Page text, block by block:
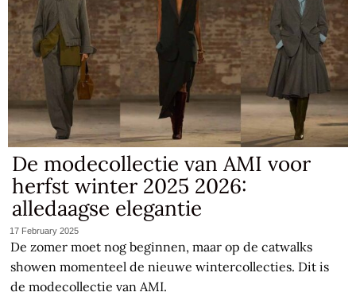
De modecollectie van AMI voor
herfst winter 2025 2026:
alledaagse elegantie
17 February 2025
De zomer moet nog beginnen, maar op de catwalks
showen momenteel de nieuwe wintercollecties. Dit is
de modecollectie van AMI.